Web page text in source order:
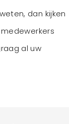
dan kijken
al uw